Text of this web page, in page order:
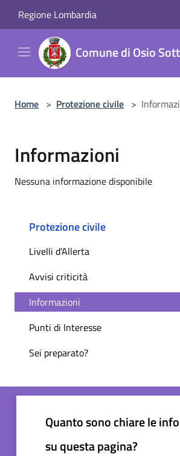
Regione Lombardia
Comune di Osio
Home > Protezione civile >
Informazioni
Nessuna informazione disponibile
Protezione civile
Livelli d'Allerta
Avvisi criticità
Informazioni
Punti di Interesse
Sei preparato?
Quanto sono chiare le
su questa pagina?